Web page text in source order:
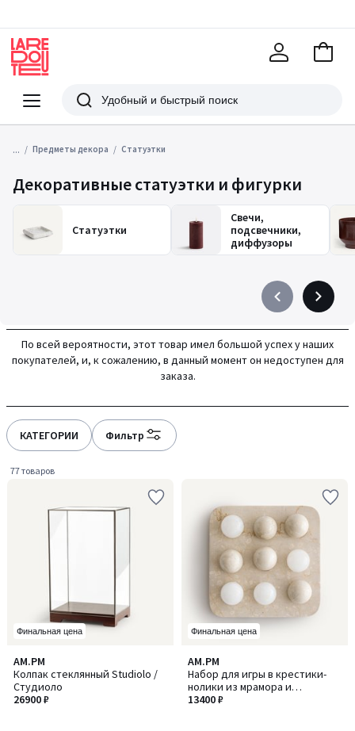
Меню
Redoute
Поиск
В
... Предметы декора Статуэтки
Декоративные статуэтки и фигурки
Статуэтки
Свечи,
подсвечники,
диффузоры
Précédent
à
gauche
Suivant
à
droite
По всей вероятности, этот товар имел большой успех у наших
покупателей, и, к сожалению, в данный момент он недоступен для
заказа.
КАТЕГОРИИ Фильтр
77 товаров
Финальная цена
AM.PM
Колпак стеклянный Studiolo /
Студиоло
26900 ₽
4,7
/ 5
Финальная цена
AM.PM
Набор для игры в крестики-
нолики из мрамора и
алебастра, CASSIOPEE /
13400 ₽